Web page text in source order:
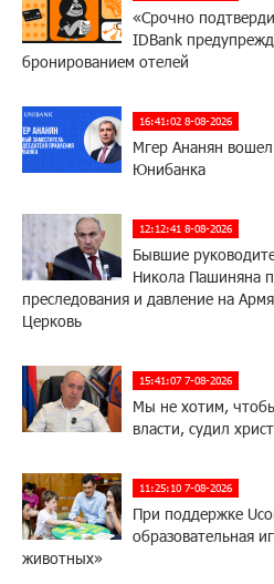
«Срочно
IDBank
бронированием отелей
16:41:02 8-08-2026
Мгер Ананян
Юнибанка
12:12:41 8-08-2026
Бывшие
Никола Пашиняна
преследования и давление на
Церковь
15:41:07 7-08-2026
Мы не хотим,
власти, судил
11:25:10 7-08-2026
При поддержке
образовательная
животных»